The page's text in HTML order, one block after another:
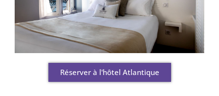
Réserver à l'hôtel Atlantique